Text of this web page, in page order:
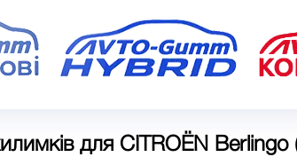
для CITROЁN Berlingo